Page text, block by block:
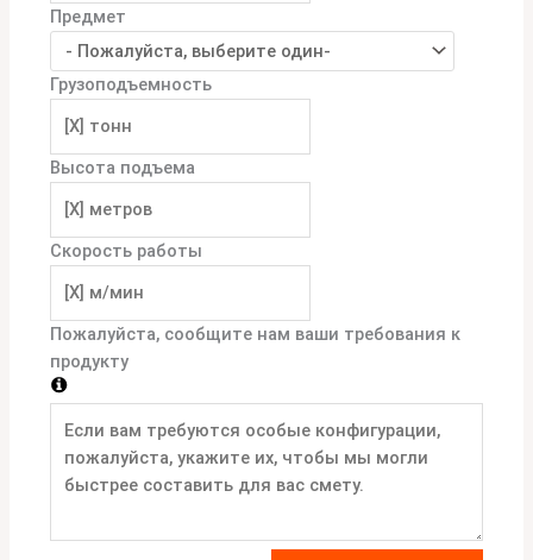
Предмет
Грузоподъемность
Высота подъема
Скорость работы
Пожалуйста, сообщите нам ваши требования к
продукту